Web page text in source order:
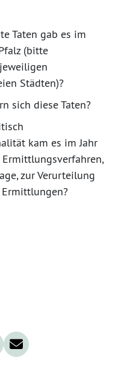
Taten gab es im
(bitte
Städten)?
sich diese Taten?
kam es im Jahr
zur Verurteilung